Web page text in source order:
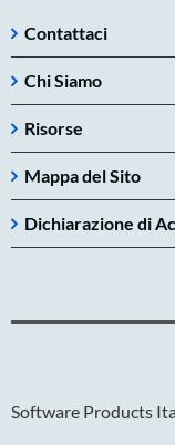
Contattaci
Chi Siamo
Risorse
Mappa del Sito
Dichiarazione di
Software Products